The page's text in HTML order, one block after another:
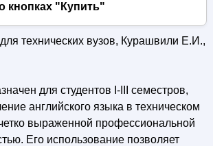
кнопках "Купить"
технических вузов, Курашвили Е.И.,
для студентов I-III семестров,
английского языка в техническом
выраженной профессиональной
Его использование позволяет